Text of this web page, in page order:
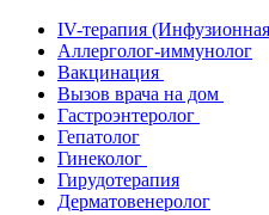
IV-терапия
Аллерголог-иммунолог
Вакцинация
Вызов врача на дом
Гастроэнтеролог
Гепатолог
Гинеколог
Гирудотерапия
Дерматовенеролог